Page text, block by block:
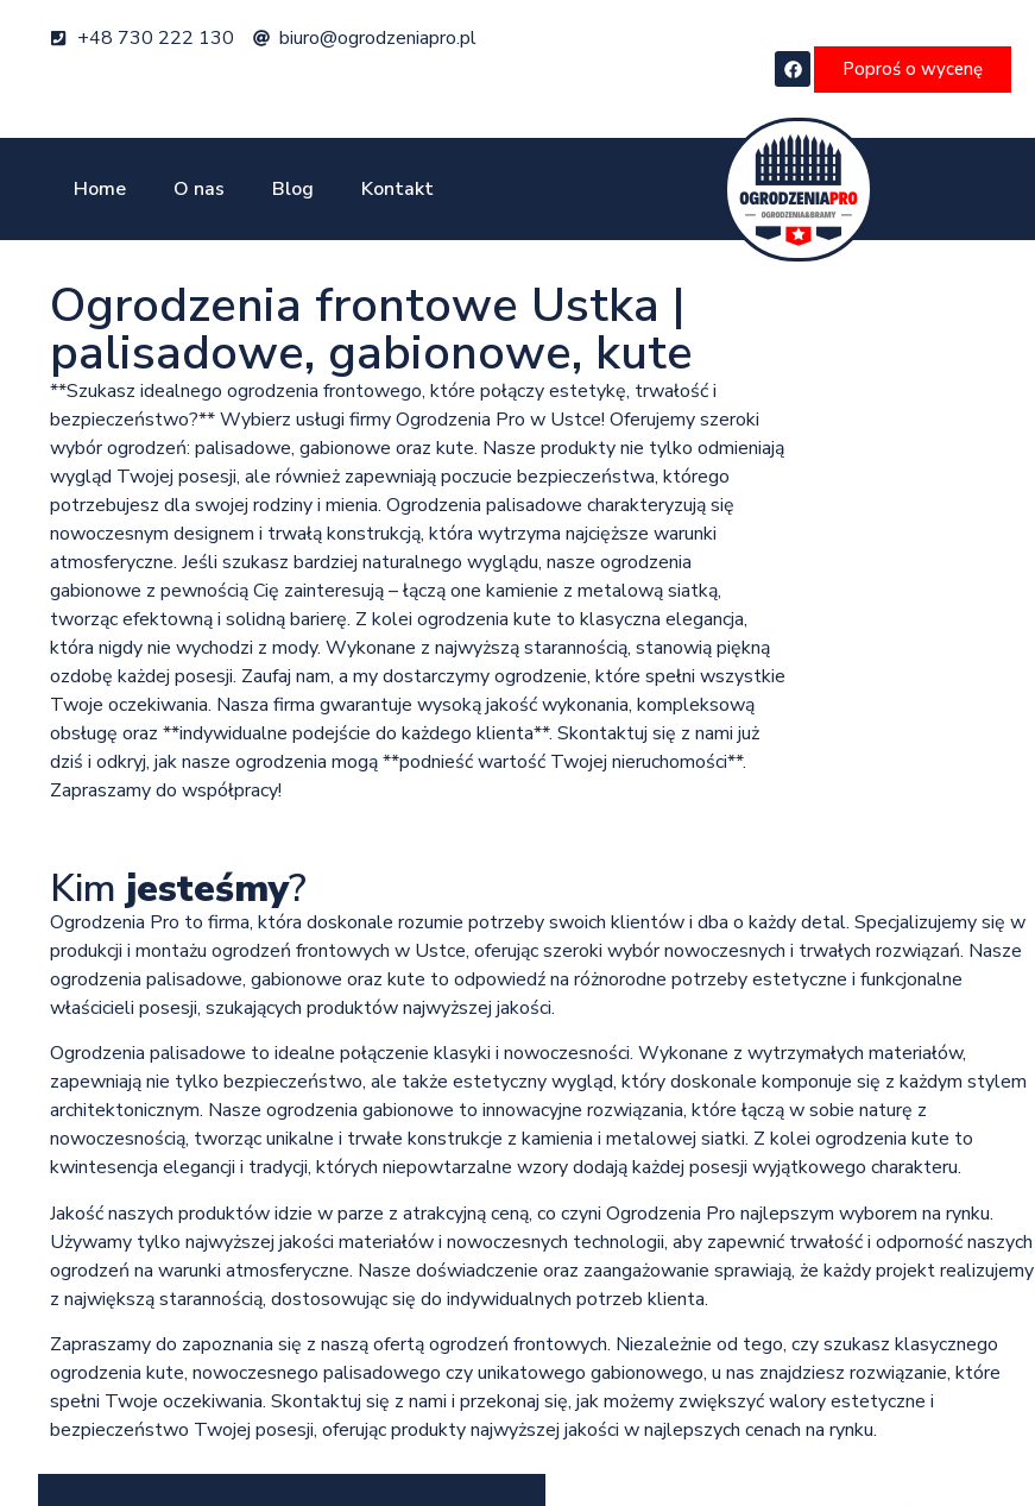
+48 730 222 130 biuro@ogrodzeniapro.pl
Poproś o wycenę
Home O nas Blog Kontakt
Ogrodzenia frontowe Ustka |
palisadowe, gabionowe, kute
**Szukasz idealnego ogrodzenia frontowego, które połączy estetykę, trwałość i
bezpieczeństwo?** Wybierz usługi firmy Ogrodzenia Pro w Ustce! Oferujemy szeroki
wybór ogrodzeń: palisadowe, gabionowe oraz kute. Nasze produkty nie tylko odmieniają
wygląd Twojej posesji, ale również zapewniają poczucie bezpieczeństwa, którego
potrzebujesz dla swojej rodziny i mienia. Ogrodzenia palisadowe charakteryzują się
nowoczesnym designem i trwałą konstrukcją, która wytrzyma najcięższe warunki
atmosferyczne. Jeśli szukasz bardziej naturalnego wyglądu, nasze ogrodzenia
gabionowe z pewnością Cię zainteresują – łączą one kamienie z metalową siatką,
tworząc efektowną i solidną barierę. Z kolei ogrodzenia kute to klasyczna elegancja,
która nigdy nie wychodzi z mody. Wykonane z najwyższą starannością, stanowią piękną
ozdobę każdej posesji. Zaufaj nam, a my dostarczymy ogrodzenie, które spełni wszystkie
Twoje oczekiwania. Nasza firma gwarantuje wysoką jakość wykonania, kompleksową
obsługę oraz **indywidualne podejście do każdego klienta**. Skontaktuj się z nami już
dziś i odkryj, jak nasze ogrodzenia mogą **podnieść wartość Twojej nieruchomości**.
Zapraszamy do współpracy!
Kim jesteśmy?
Ogrodzenia Pro to firma, która doskonale rozumie potrzeby swoich klientów i dba o każdy detal. Specjalizujemy się w
produkcji i montażu ogrodzeń frontowych w Ustce, oferując szeroki wybór nowoczesnych i trwałych rozwiązań. Nasze
ogrodzenia palisadowe, gabionowe oraz kute to odpowiedź na różnorodne potrzeby estetyczne i funkcjonalne
właścicieli posesji, szukających produktów najwyższej jakości.
Ogrodzenia palisadowe to idealne połączenie klasyki i nowoczesności. Wykonane z wytrzymałych materiałów,
zapewniają nie tylko bezpieczeństwo, ale także estetyczny wygląd, który doskonale komponuje się z każdym stylem
architektonicznym. Nasze ogrodzenia gabionowe to innowacyjne rozwiązania, które łączą w sobie naturę z
nowoczesnością, tworząc unikalne i trwałe konstrukcje z kamienia i metalowej siatki. Z kolei ogrodzenia kute to
kwintesencja elegancji i tradycji, których niepowtarzalne wzory dodają każdej posesji wyjątkowego charakteru.
Jakość naszych produktów idzie w parze z atrakcyjną ceną, co czyni Ogrodzenia Pro najlepszym wyborem na rynku.
Używamy tylko najwyższej jakości materiałów i nowoczesnych technologii, aby zapewnić trwałość i odporność naszych
ogrodzeń na warunki atmosferyczne. Nasze doświadczenie oraz zaangażowanie sprawiają, że każdy projekt realizujemy
z największą starannością, dostosowując się do indywidualnych potrzeb klienta.
Zapraszamy do zapoznania się z naszą ofertą ogrodzeń frontowych. Niezależnie od tego, czy szukasz klasycznego
ogrodzenia kute, nowoczesnego palisadowego czy unikatowego gabionowego, u nas znajdziesz rozwiązanie, które
spełni Twoje oczekiwania. Skontaktuj się z nami i przekonaj się, jak możemy zwiększyć walory estetyczne i
bezpieczeństwo Twojej posesji, oferując produkty najwyższej jakości w najlepszych cenach na rynku.